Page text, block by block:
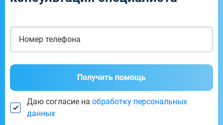
Получить помощь
Даю согласие на обработку персональных
данных